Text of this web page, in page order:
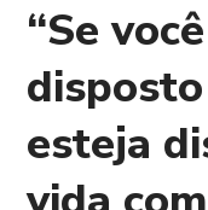
“Se
esteja